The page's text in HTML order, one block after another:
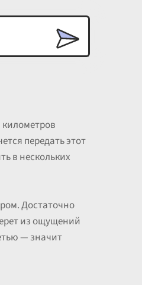
передать этот
в нескольких
Достаточно
из ощущений
— значит